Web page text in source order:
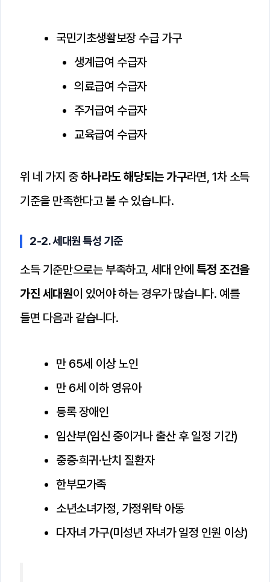
국민기초생활보장 수급 가구
생계급여 수급자
의료급여 수급자
주거급여 수급자
교육급여 수급자
위 네 가지 중하나라도 해당되는 가구라면, 1차 소득
기준을 만족한다고 볼 수 있습니다.
2-2. 세대원 특성 기준
소득 기준만으로는 부족하고, 세대 안에특정 조건을
가진 세대원이 있어야 하는 경우가 많습니다. 예를
들면 다음과 같습니다.
만 65세 이상 노인
만 6세 이하 영유아
등록 장애인
임산부(임신 중이거나 출산 후 일정 기간)
중증·희귀·난치 질환자
한부모가족
소년소녀가정, 가정위탁 아동
다자녀 가구(미성년 자녀가 일정 인원 이상)